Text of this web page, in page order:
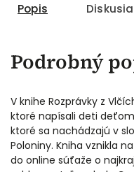
Popis Diskusia
Podrobný
V knihe Rozprávky z
ktoré napísali deti
ktoré sa nachádzajú v
Poloniny. Kniha vznikla
do online súťaže o